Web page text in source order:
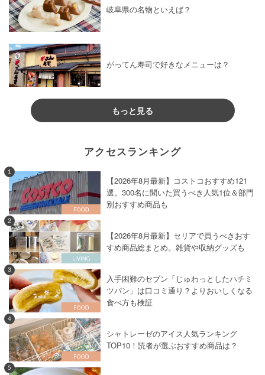
岐阜県の名物といえば？
がってん寿司で好きなメニューは？
もっと見る
アクセスランキング
1
【2026年8月最新】コストコおすすめ121
選。300名に聞いた買うべき人気1位＆部門
別おすすめ商品も
2
【2026年8月最新】セリアで買うべきおす
すめ商品総まとめ。雑貨や収納グッズも
3
入手困難のセブン「じゅわっとしたハチミ
ツパン」は口コミ通り？よりおいしくなる
食べ方も検証
4
シャトレーゼのアイス人気ランキング
TOP10！読者が選ぶおすすめ商品は？
5